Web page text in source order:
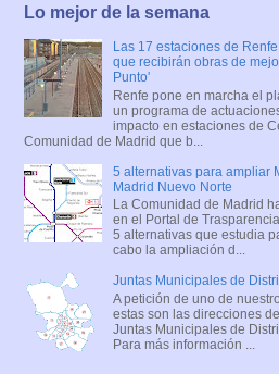
Lo mejor de la semana
Las 17 estaciones de
que recibirán obras de
Punto'
Renfe pone en marcha el
un programa de
impacto en estaciones de
Comunidad de Madrid que b...
5 alternativas para ampliar
Madrid Nuevo Norte
La Comunidad de Madrid
en el Portal de
5 alternativas que estudia
cabo la ampliación d...
Juntas Municipales de
A petición de uno de
estas son las direcciones
Juntas Municipales de
Para más información ...